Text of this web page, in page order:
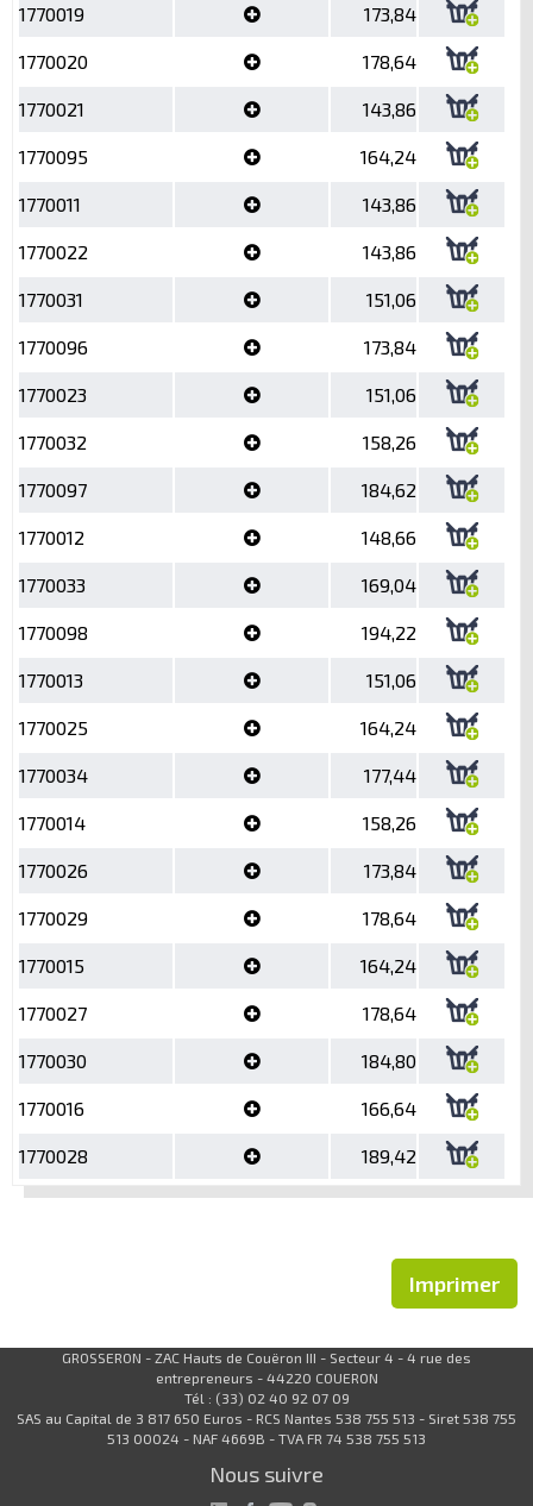
1770019 173,84
1770020 178,64
1770021 143,86
1770095 164,24
1770011 143,86
1770022 143,86
1770031 151,06
1770096 173,84
1770023 151,06
1770032 158,26
1770097 184,62
1770012 148,66
1770033 169,04
1770098 194,22
1770013 151,06
1770025 164,24
1770034 177,44
1770014 158,26
1770026 173,84
1770029 178,64
1770015 164,24
1770027 178,64
1770030 184,80
1770016 166,64
1770028 189,42
Imprimer
GROSSERON - ZAC Hauts de Couëron III - Secteur 4 - 4 rue des
entrepreneurs - 44220 COUERON
Tél : (33) 02 40 92 07 09
SAS au Capital de 3 817 650 Euros - RCS Nantes 538 755 513 - Siret 538 755
513 00024 - NAF 4669B - TVA FR 74 538 755 513
Nous suivre